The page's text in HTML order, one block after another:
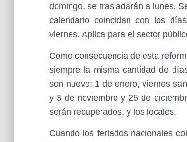
domingo, se trasladarán a lunes.
calendario coincidan con los
viernes. Aplica para el sector
Como consecuencia de esta
siempre la misma cantidad de
son nueve: 1 de enero, viernes
y 3 de noviembre y 25 de
serán recuperados, y los locales.
Cuando los feriados nacionales